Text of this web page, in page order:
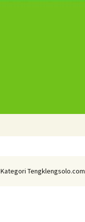
Kategori Tengklengsolo.com